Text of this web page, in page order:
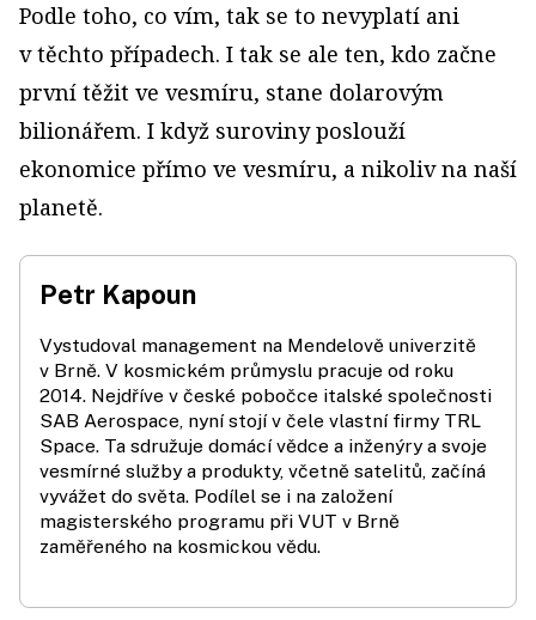
Podle toho, co vím, tak se to nevyplatí ani
v těchto případech. I tak se ale ten, kdo začne
první těžit ve vesmíru, stane dolarovým
bilionářem. I když suroviny poslouží
ekonomice přímo ve vesmíru, a nikoliv na naší
planetě.
Petr Kapoun
Vystudoval management na Mendelově univerzitě
v Brně. V kosmickém průmyslu pracuje od roku
2014. Nejdříve v české pobočce italské společnosti
SAB Aerospace, nyní stojí v čele vlastní firmy TRL
Space. Ta sdružuje domácí vědce a inženýry a svoje
vesmírné služby a produkty, včetně satelitů, začíná
vyvážet do světa. Podílel se i na založení
magisterského programu při VUT v Brně
zaměřeného na kosmickou vědu.